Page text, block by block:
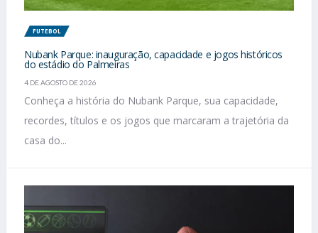
FUTEBOL
Nubank Parque: inauguração, capacidade e jogos históricos
do estádio do Palmeiras
4 DE AGOSTO DE 2026
Conheça a história do Nubank Parque, sua capacidade,
recordes, títulos e os jogos que marcaram a trajetória da
casa do...